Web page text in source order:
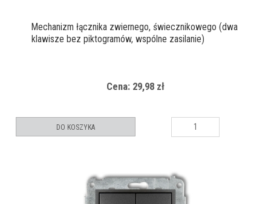
Mechanizm łącznika zwiernego, świecznikowego (dwa
klawisze bez piktogramów, wspólne zasilanie)
Cena: 29,98 zł
DO KOSZYKA